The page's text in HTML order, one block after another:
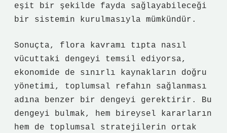
eşit bir şekilde fayda sağlayabileceği
bir sistemin kurulmasıyla mümkündür.
Sonuçta, flora kavramı tıpta nasıl
vücuttaki dengeyi temsil ediyorsa,
ekonomide de sınırlı kaynakların doğru
yönetimi, toplumsal refahın sağlanması
adına benzer bir dengeyi gerektirir. Bu
dengeyi bulmak, hem bireysel kararların
hem de toplumsal stratejilerin ortak